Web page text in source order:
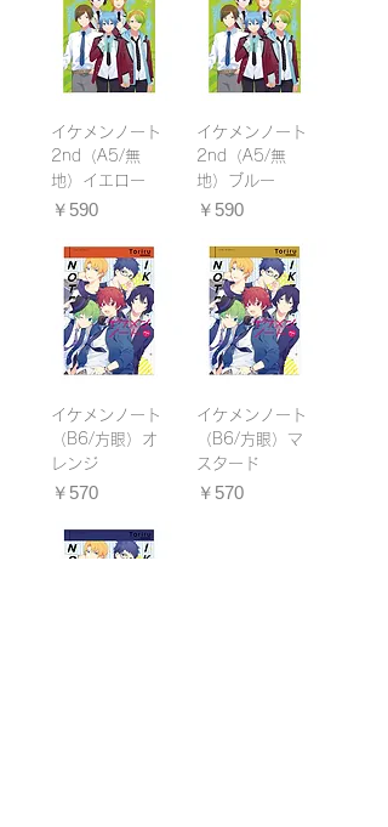
イケメンノート
2nd（A5/無
地）イエロー
価格
￥590
イケメンノート
2nd（A5/無
地）ブルー
価格
￥590
イケメンノート
（B6/方眼）オ
レンジ
価格
￥570
イケメンノート
（B6/方眼）マ
スタード
価格
￥570